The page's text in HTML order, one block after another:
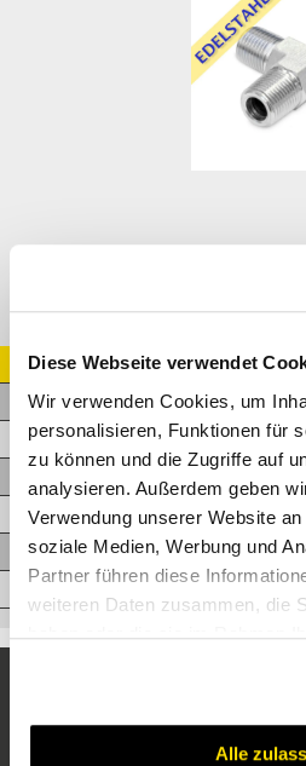
Diese Webseite verwendet
Wir verwenden Cookies, um
personalisieren, Funktionen für
zu können und die Zugriffe auf
analysieren. Außerdem geben
Verwendung unserer Website
soziale Medien, Werbung und
Partner führen diese
weiteren Daten zusammen, die
haben oder die sie im Rahmen
Alle
Artikel Nr.
A.BM02BM0290VA
A.BM04BM0490VA
A.BM08BM0890VA
A.BM12BM1290VA